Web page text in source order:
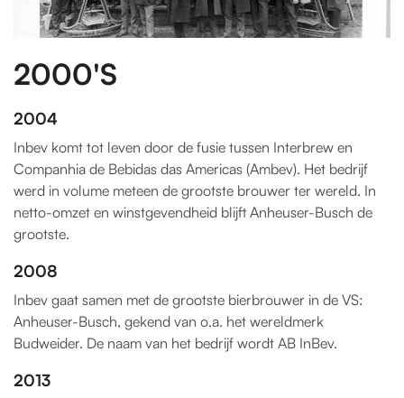
2000'S
2004
Inbev komt tot leven door de fusie tussen Interbrew en
Companhia de Bebidas das Americas (Ambev). Het bedrijf
werd in volume meteen de grootste brouwer ter wereld. In
netto-omzet en winstgevendheid blijft Anheuser-Busch de
grootste.
2008
Inbev gaat samen met de grootste bierbrouwer in de VS:
Anheuser-Busch, gekend van o.a. het wereldmerk
Budweider. De naam van het bedrijf wordt AB InBev.
2013